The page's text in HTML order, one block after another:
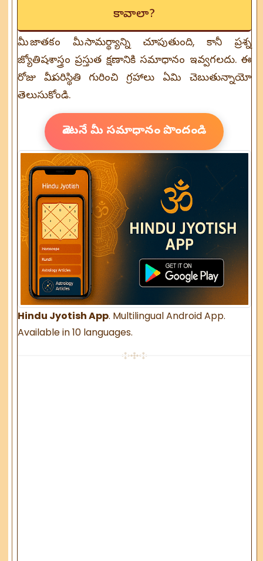
కావాలా?
మీ జాతకం మీ సామర్థ్యాన్ని చూపుతుంది, కానీ ప్రశ్న
జ్యోతిషశాస్త్రం ప్రస్తుత క్షణానికి సమాధానం ఇవ్వగలదు. ఈ
రోజు మీ పరిస్థితి గురించి గ్రహాలు ఏమి చెబుతున్నాయో
తెలుసుకోండి.
వెంటనే మీ సమాధానం పొందండి
Hindu Jyotish App. Multilingual Android App.
Available in 10 languages.